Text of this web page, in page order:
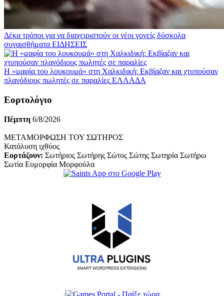
Δέκα τρόποι για να διαχειριστούν οι νέοι γονείς δύσκολα
συναισθήματα ΕΙΔΗΣΕΙΣ
Η «μαφία του λουκουμά» στη Χαλκιδική: Εκβίαζαν και χτυπούσαν
πλανόδιους πωλητές σε παραλίες ΕΛΛΑΔΑ
Εορτολόγιο
Πέμπτη 6/8/2026
ΜΕΤΑΜΟΡΦΩΣΗ ΤΟΥ ΣΩΤΗΡΟΣ
Κατάλυση ιχθύος
Εορτάζουν: Σωτήριος Σωτήρης Σώτος Σώτης Σωτηρία Σωτήρω
Σωτία Ευμορφία Μορφούλα